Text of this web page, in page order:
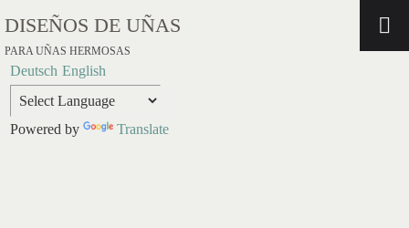
DISEÑOS DE UÑAS
PARA UÑAS HERMOSAS
Deutsch English
Powered by Translate